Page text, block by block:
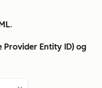
.
Provider Entity ID) og